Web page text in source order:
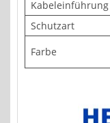
Kabeleinführung
Schutzart
Farbe